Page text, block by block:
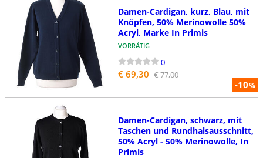
-10%
Damen-Cardigan, kurz, Blau, mit
Knöpfen, 50% Merinowolle 50%
Acryl, Marke In Primis
VORRÄTIG
0
€ 69,30 € 77,00
Damen-Cardigan, schwarz, mit
Taschen und Rundhalsausschnitt,
50% Acryl - 50% Merinowolle, In
Primis